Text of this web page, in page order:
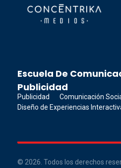
Escuela De
Publicidad
Publicidad
Comunicación
Diseño de Experiencias
© 2026. Todos los derechos